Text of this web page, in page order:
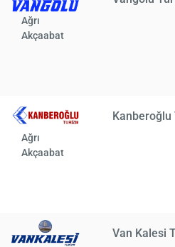
Ağrı
Akçaabat
Kanberoğlu
Ağrı
Akçaabat
Van Kalesi